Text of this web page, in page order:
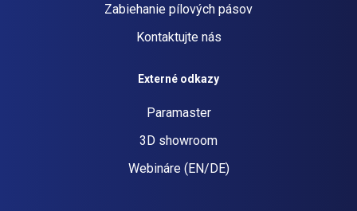
Zabiehanie pílových pásov
Kontaktujte nás
Externé odkazy
Paramaster
3D showroom
Webináre (EN/DE)